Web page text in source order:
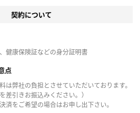
契約について
健康保険証などの身分証明書
点
は弊社の負担とさせていただいております。
差引きお振込みください。）
済をご希望の場合はお申し出下さい。